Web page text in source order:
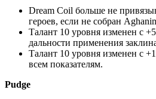
Dream Coil больше не
героев, если не собран
Талант 10 уровня изменен с
дальности применения
Талант 10 уровня изменен с
всем показателям.
Pudge